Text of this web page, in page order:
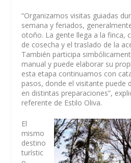
“Organizamos visitas guiadas
semana y feriados,
otoño. La gente llega a la finca,
de cosecha y el traslado de la
También participa
manual y puede elaborar su
esta etapa continuamos con
pasos, donde el visitante puede
en distintas preparaciones”,
referente de Estilo Oliva.
El
mismo
destino
turístic